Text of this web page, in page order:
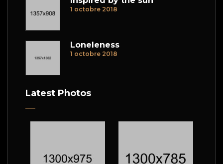
1 octobre 2018
Loneleness
1 octobre 2018
Latest Photos